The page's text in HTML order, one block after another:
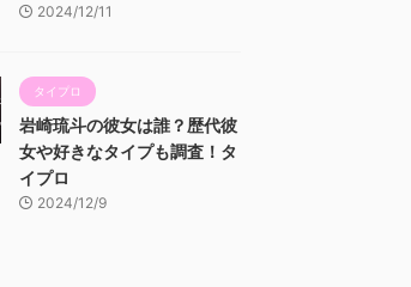
2024/12/11
タイプロ
岩崎琉斗の彼女は誰？歴代彼
女や好きなタイプも調査！タ
イプロ
2024/12/9